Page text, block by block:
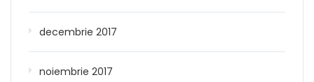
decembrie 2017
noiembrie 2017